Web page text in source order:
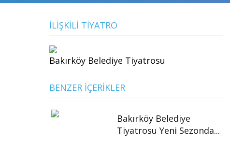
İLIŞKILI TIYATRO
Bakırköy Belediye Tiyatrosu
BENZER İÇERIKLER
Bakırköy Belediye
Tiyatrosu Yeni Sezonda...